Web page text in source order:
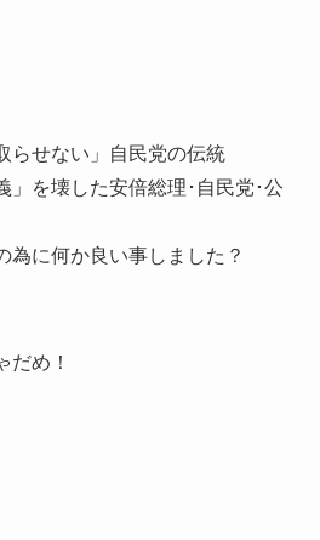
らせない」自民党の伝統
」を壊した安倍総理･自民党･公
為に何か良い事しました？
だめ！